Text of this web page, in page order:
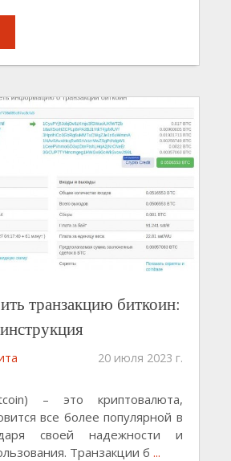
транзакцию биткоин:
20 июля 2023 г.
– это криптовалюта,
все более популярной в
своей надежности и
Транзакции б ...